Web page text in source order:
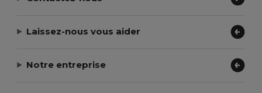
Laissez-nous vous aider
Notre entreprise